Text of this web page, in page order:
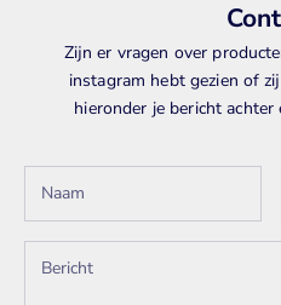
Zijn er vragen over
instagram hebt gezien of
hieronder je bericht